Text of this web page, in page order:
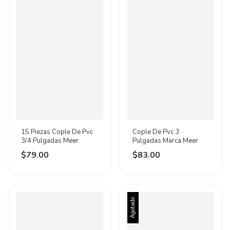
15 Piezas Cople De Pvc
3/4 Pulgadas Meer
$79.00
Cople De Pvc 3
Pulgadas Marca Meer
$83.00
Agotado